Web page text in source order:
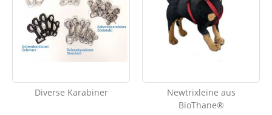
Diverse Karabiner
Newtrixleine aus
BioThane®